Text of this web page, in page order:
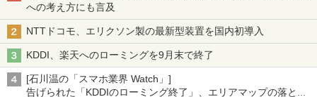
への考え方にも言及
NTTドコモ、エリクソン製の最新型装置を国内初導入
KDDI、楽天へのローミングを9月末で終了
[石川温の「スマホ業界 Watch」]
告げられた「KDDIのローミング終了」、エリアマップの落とし